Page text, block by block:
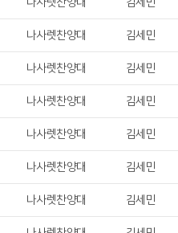
나사렛찬양대 김세민
나사렛찬양대 김세민
나사렛찬양대 김세민
나사렛찬양대 김세민
나사렛찬양대 김세민
나사렛찬양대 김세민
나사렛찬양대 김세민